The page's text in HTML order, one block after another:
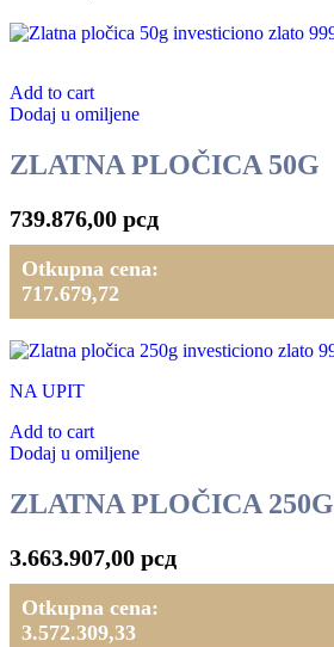
Add to cart
Dodaj u omiljene
ZLATNA PLOČICA 50G
739.876,00 рсд
Otkupna cena:
717.679,72
NA UPIT
Add to cart
Dodaj u omiljene
ZLATNA PLOČICA 250G
3.663.907,00 рсд
Otkupna cena:
3.572.309,33